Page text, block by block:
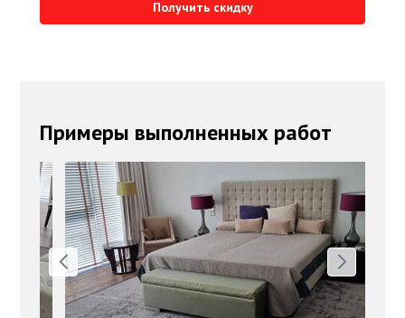
Получить скидку
Примеры выполненных работ